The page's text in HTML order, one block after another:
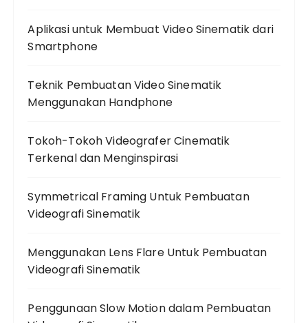
Aplikasi untuk Membuat Video Sinematik dari
Smartphone
Teknik Pembuatan Video Sinematik
Menggunakan Handphone
Tokoh-Tokoh Videografer Cinematik
Terkenal dan Menginspirasi
Symmetrical Framing Untuk Pembuatan
Videografi Sinematik
Menggunakan Lens Flare Untuk Pembuatan
Videografi Sinematik
Penggunaan Slow Motion dalam Pembuatan